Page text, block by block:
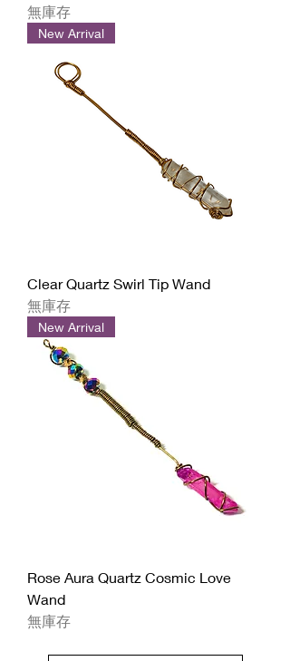
無庫存
New Arrival
Clear Quartz Swirl Tip Wand
無庫存
New Arrival
Rose Aura Quartz Cosmic Love
Wand
無庫存